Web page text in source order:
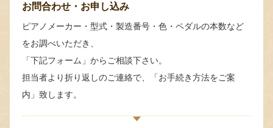
お問合わせ・お申し込み
ピアノメーカー・型式・製造番号・色・ペダルの本数など
をお調べいただき、
「下記フォーム」からご相談下さい。
担当者より折り返しのご連絡で、「お手続き方法をご案
内」致します。